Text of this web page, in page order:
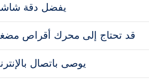
يفضل دقة شاشة لا
قد تحتاج إلى محرك أقراص
يوصى باتصال